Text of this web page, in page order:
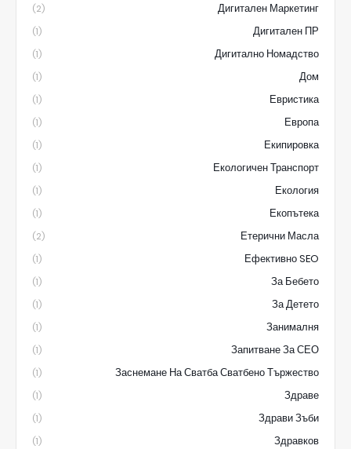
Дигитален Маркетинг
(2)
Дигитален ПР
(1)
Дигитално Номадство
(1)
Дом
(1)
Евристика
(1)
Европа
(1)
Екипировка
(1)
Екологичен Транспорт
(1)
Екология
(1)
Екопътека
(1)
Етерични Масла
(2)
Ефективно SEO
(1)
За Бебето
(1)
За Детето
(1)
Занималня
(1)
Запитване За СЕО
(1)
Заснемане На Сватба Сватбено Тържество
(1)
Здраве
(1)
Здрави Зъби
(1)
Здравков
(1)